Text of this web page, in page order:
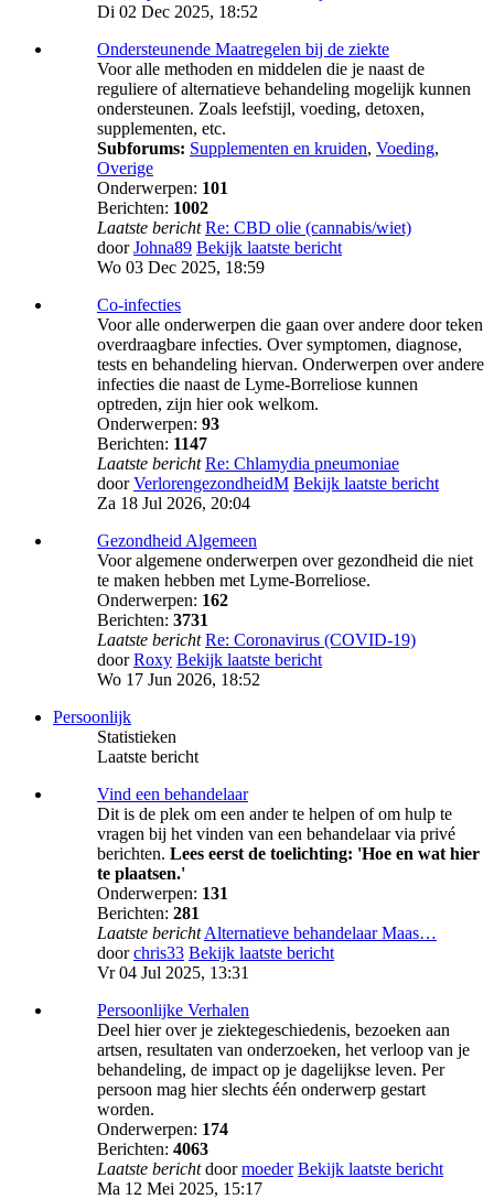
Di 02 Dec 2025, 18:52
Ondersteunende Maatregelen bij de ziekte
Voor alle methoden en middelen die je naast de
reguliere of alternatieve behandeling mogelijk kunnen
ondersteunen. Zoals leefstijl, voeding, detoxen,
supplementen, etc.
Subforums: Supplementen en kruiden, Voeding,
Overige
Onderwerpen: 101
Berichten: 1002
Laatste bericht Re: CBD olie (cannabis/wiet)
doorJohna89 Bekijk laatste bericht
Wo 03 Dec 2025, 18:59
Co-infecties
Voor alle onderwerpen die gaan over andere door teken
overdraagbare infecties. Over symptomen, diagnose,
tests en behandeling hiervan. Onderwerpen over andere
infecties die naast de Lyme-Borreliose kunnen
optreden, zijn hier ook welkom.
Onderwerpen: 93
Berichten: 1147
Laatste bericht Re: Chlamydia pneumoniae
doorVerlorengezondheidM Bekijk laatste bericht
Za 18 Jul 2026, 20:04
Gezondheid Algemeen
Voor algemene onderwerpen over gezondheid die niet
te maken hebben met Lyme-Borreliose.
Onderwerpen: 162
Berichten: 3731
Laatste bericht Re: Coronavirus (COVID-19)
doorRoxy Bekijk laatste bericht
Wo 17 Jun 2026, 18:52
Persoonlijk
Statistieken
Laatste bericht
Vind een behandelaar
Dit is de plek om een ander te helpen of om hulp te
vragen bij het vinden van een behandelaar via privé
berichten. Lees eerst de toelichting: 'Hoe en wat hier
te plaatsen.'
Onderwerpen: 131
Berichten: 281
Laatste bericht Alternatieve behandelaar Maas…
doorchris33 Bekijk laatste bericht
Vr 04 Jul 2025, 13:31
Persoonlijke Verhalen
Deel hier over je ziektegeschiedenis, bezoeken aan
artsen, resultaten van onderzoeken, het verloop van je
behandeling, de impact op je dagelijkse leven. Per
persoon mag hier slechts één onderwerp gestart
worden.
Onderwerpen: 174
Berichten: 4063
Laatste bericht doormoeder Bekijk laatste bericht
Ma 12 Mei 2025, 15:17